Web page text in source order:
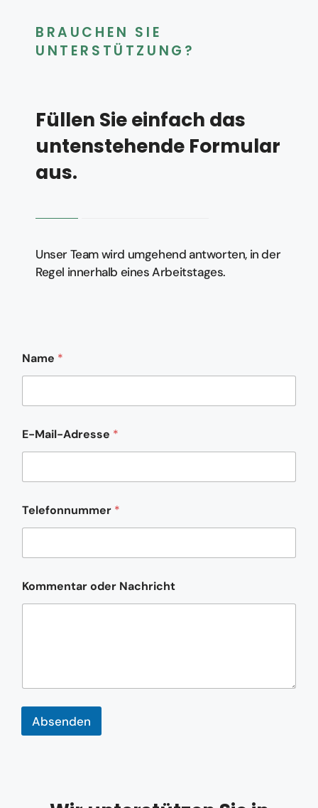
BRAUCHEN SIE
UNTERSTÜTZUNG?
Füllen Sie einfach das
untenstehende Formular
aus.
Unser Team wird umgehend antworten, in der
Regel innerhalb eines Arbeitstages.
Name *
K
o
m
n
t
a
T
l
m
e
E-Mail-Adresse *
Telefonnummer *
Kommentar oder Nachricht
Absenden